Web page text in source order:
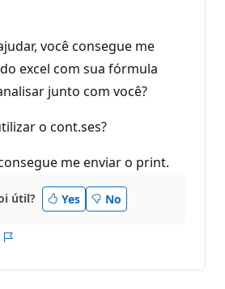
você consegue me
excel com sua fórmula
junto com você?
o cont.ses?
me enviar o print.
útil? Yes No